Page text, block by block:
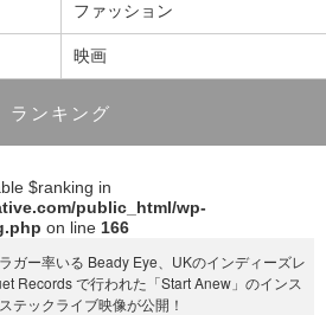
ファッション
映画
ランキング
$ranking in
public_html/wp-
on line 166
ガー率いる Beady Eye、UKのインディーズレ
Records で行われた「Start Anew」のインス
テックライブ映像が公開！